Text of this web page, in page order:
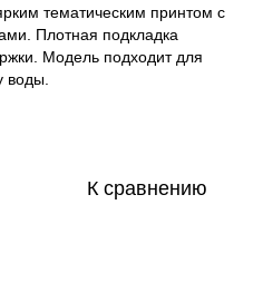
тематическим принтом с
Плотная подкладка
Модель подходит для
воды.
К сравнению